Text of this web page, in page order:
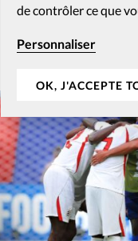
de contrôler ce que
Personnaliser
OK, J'ACCEPTE